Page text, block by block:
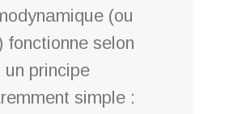
(ou
fonctionne selon
un principe
simple :